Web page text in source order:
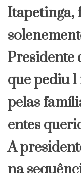
Itapetinga,
Presidente
que pediu
pelas
entes
A